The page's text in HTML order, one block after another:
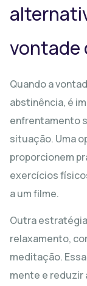
vontade
Quando a
abstinência, é
enfrentamento
situação. Uma
proporcionem
exercícios
a um filme.
Outra
relaxamento,
meditação.
mente e reduzir